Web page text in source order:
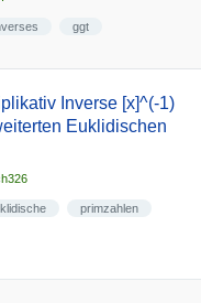
ggt
Inverse [x]^(-1)
Euklidischen
primzahlen